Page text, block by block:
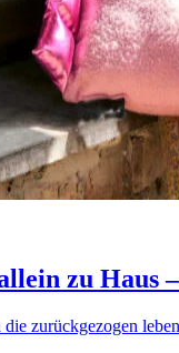
zu Haus
zurückgezogen